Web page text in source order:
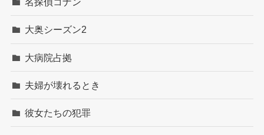
大奥シーズン2
大病院占拠
夫婦が壊れるとき
彼女たちの犯罪